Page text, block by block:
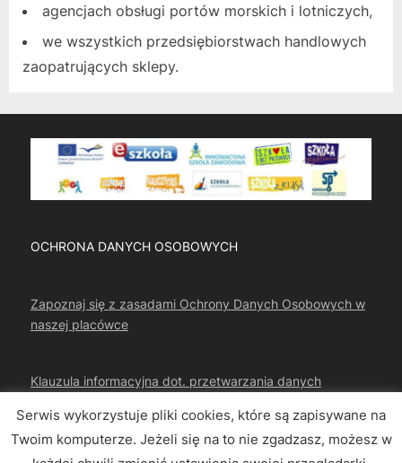
agencjach obsługi portów morskich i lotniczych,
we wszystkich przedsiębiorstwach handlowych
zaopatrujących sklepy.
OCHRONA DANYCH OSOBOWYCH
Zapoznaj się z zasadami Ochrony Danych Osobowych w
naszej placówce
Klauzula informacyjna dot. przetwarzania danych
Serwis wykorzystuje pliki cookies, które są zapisywane na
Twoim komputerze. Jeżeli się na to nie zgadzasz, możesz w